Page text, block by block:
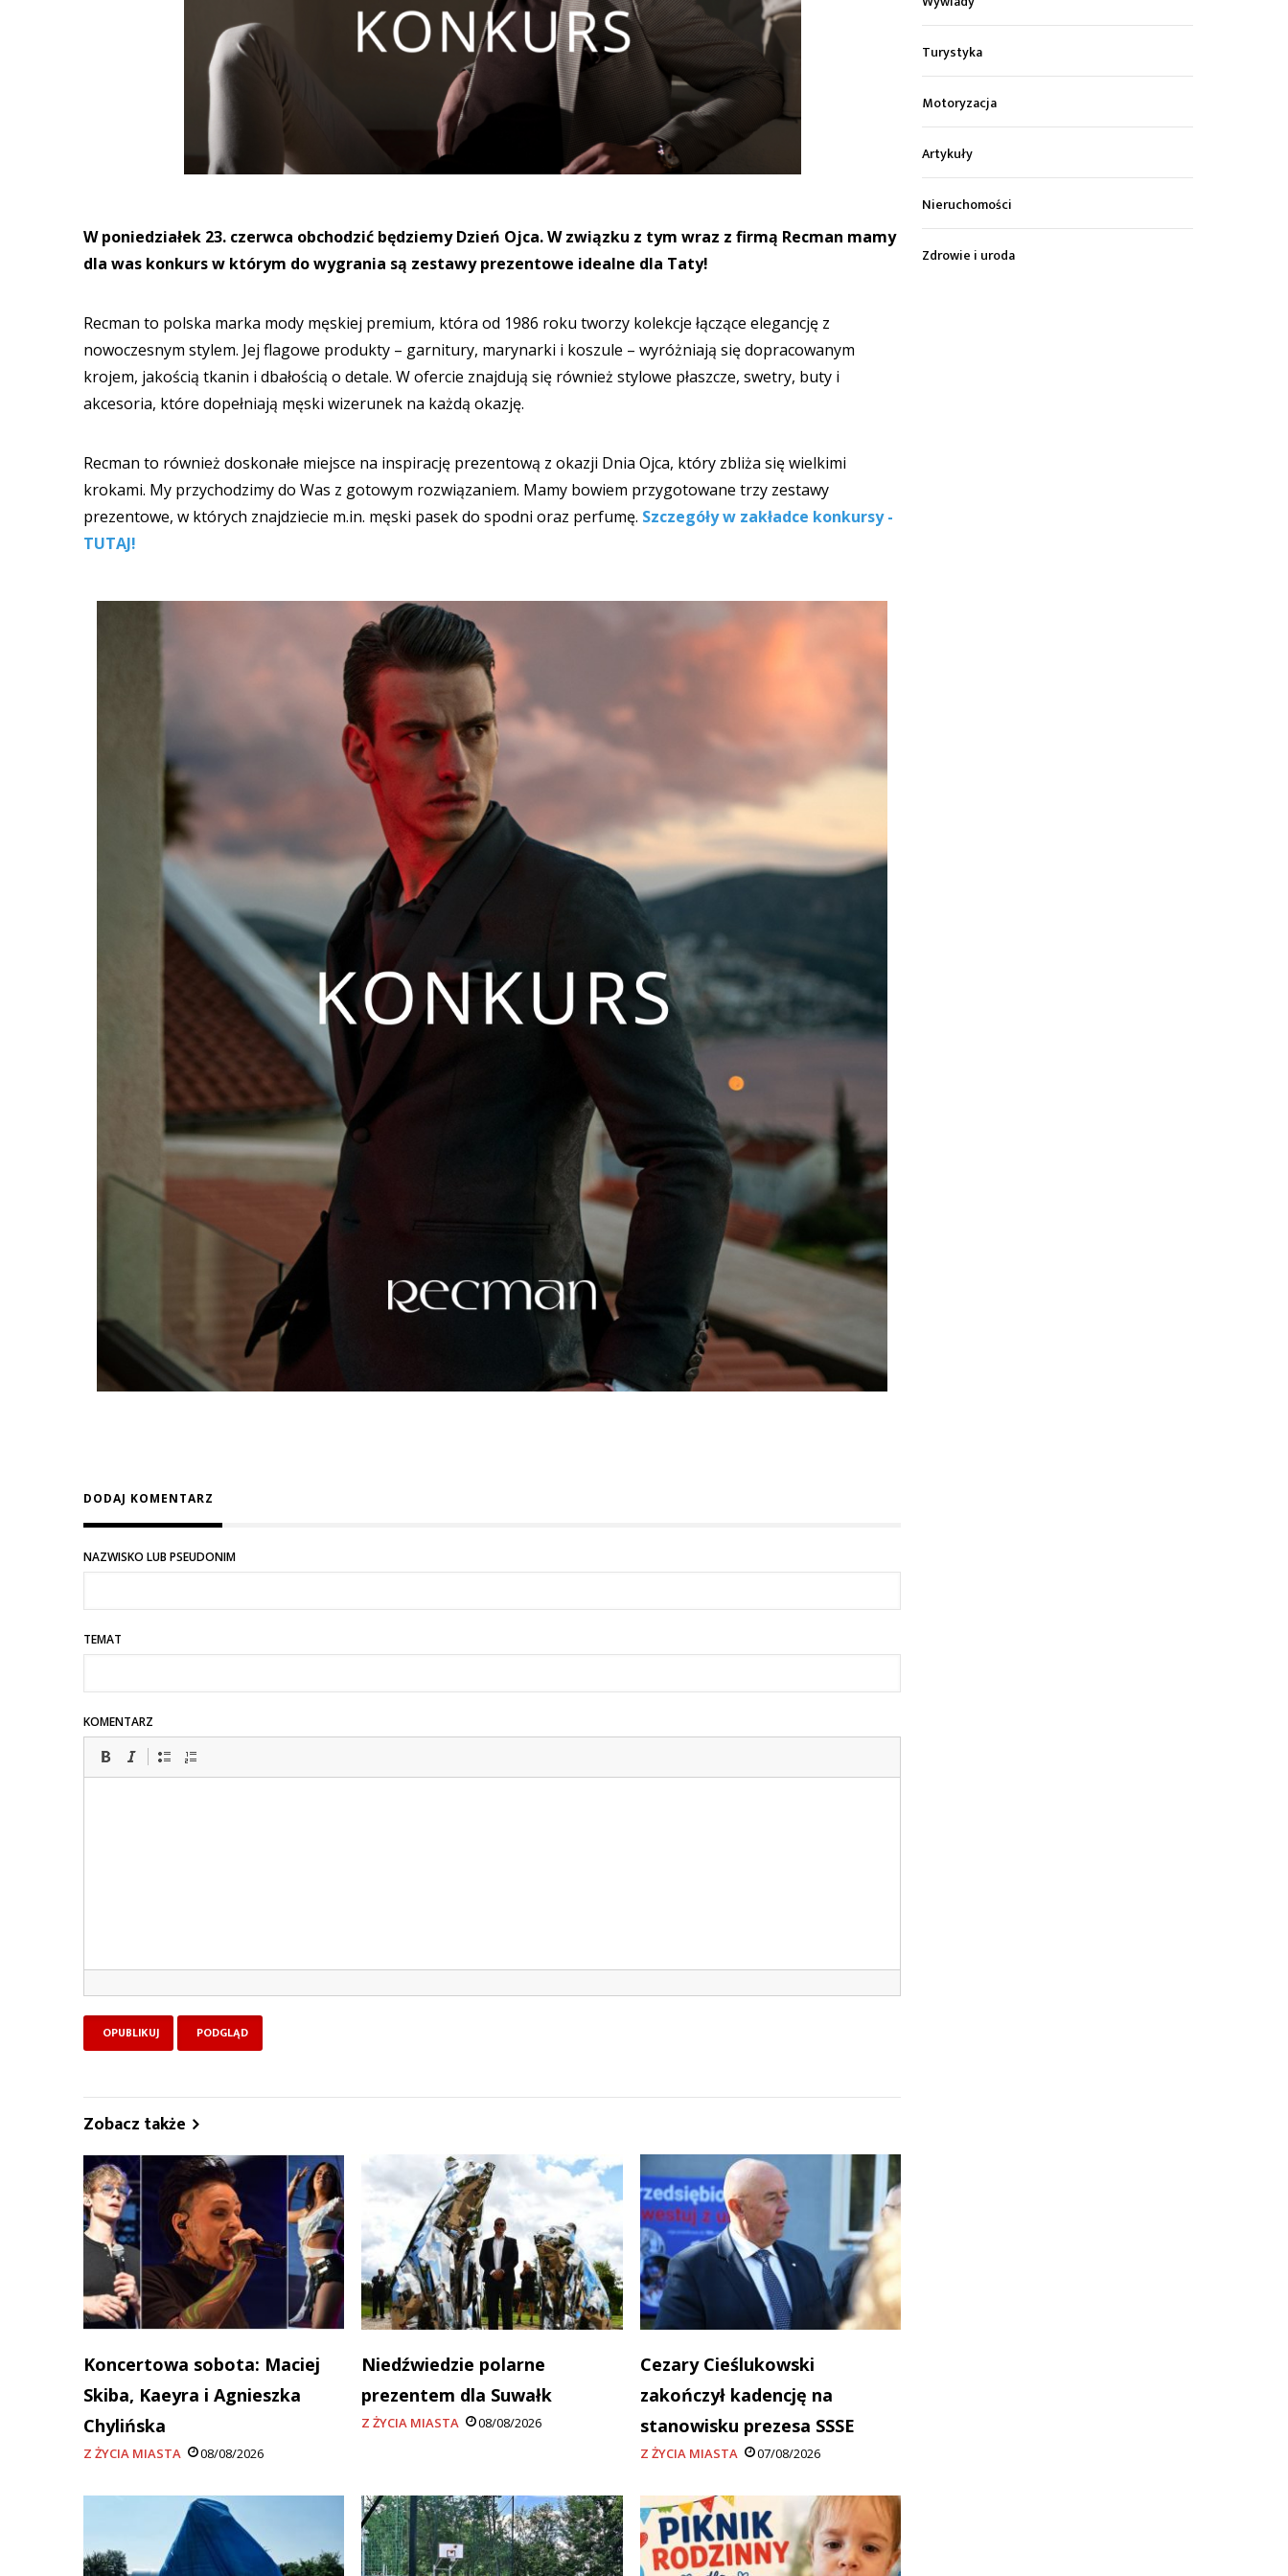
W poniedziałek 23. czerwca obchodzić będziemy Dzień Ojca. W związku z tym wraz z firmą Recman mamy
dla was konkurs w którym do wygrania są zestawy prezentowe idealne dla Taty!
Recman to polska marka mody męskiej premium, która od 1986 roku tworzy kolekcje łączące elegancję z
nowoczesnym stylem. Jej flagowe produkty – garnitury, marynarki i koszule – wyróżniają się dopracowanym
krojem, jakością tkanin i dbałością o detale. W ofercie znajdują się również stylowe płaszcze, swetry, buty i
akcesoria, które dopełniają męski wizerunek na każdą okazję.
Recman to również doskonałe miejsce na inspirację prezentową z okazji Dnia Ojca, który zbliża się wielkimi
krokami. My przychodzimy do Was z gotowym rozwiązaniem. Mamy bowiem przygotowane trzy zestawy
prezentowe, w których znajdziecie m.in. męski pasek do spodni oraz perfumę. Szczegóły w zakładce konkursy -
TUTAJ!
DODAJ KOMENTARZ
NAZWISKO LUB PSEUDONIM
TEMAT
KOMENTARZ
Zobacz także
Koncertowa sobota: Maciej
Skiba, Kaeyra i Agnieszka
Chylińska
Z ŻYCIA MIASTA 08/08/2026
Niedźwiedzie polarne
prezentem dla Suwałk
Z ŻYCIA MIASTA 08/08/2026
Cezary Cieślukowski
zakończył kadencję na
stanowisku prezesa SSSE
Z ŻYCIA MIASTA 07/08/2026
Turystyka
Motoryzacja
Artykuły
Nieruchomości
Zdrowie i uroda